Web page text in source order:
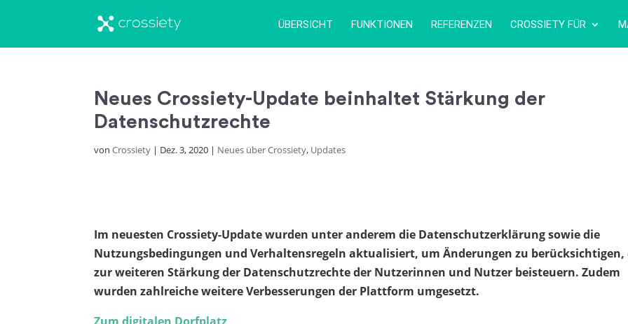
ÜBERSICHT FUNKTIONEN REFERENZEN CROSSIETY FÜR
Neues Crossiety-Update beinhaltet Stärkung der
Datenschutzrechte
vonCrossiety | Dez. 3, 2020 | Neues über Crossiety, Updates
Im neuesten Crossiety-Update wurden unter anderem die Datenschutzerklärung sowie die
Nutzungsbedingungen und Verhaltensregeln aktualisiert, um Änderungen zu berücksichtigen,
zur weiteren Stärkung der Datenschutzrechte der Nutzerinnen und Nutzer beisteuern. Zudem
wurden zahlreiche weitere Verbesserungen der Plattform umgesetzt.